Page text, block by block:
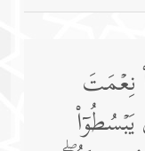
نِعۡمَتَ